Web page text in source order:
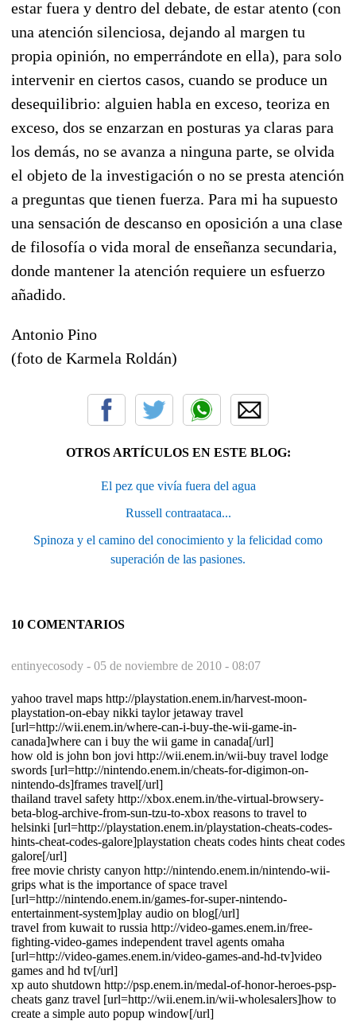
estar fuera y dentro del debate, de estar atento (con
una atención silenciosa, dejando al margen tu
propia opinión, no emperrándote en ella), para solo
intervenir en ciertos casos, cuando se produce un
desequilibrio: alguien habla en exceso, teoriza en
exceso, dos se enzarzan en posturas ya claras para
los demás, no se avanza a ninguna parte, se olvida
el objeto de la investigación o no se presta atención
a preguntas que tienen fuerza. Para mi ha supuesto
una sensación de descanso en oposición a una clase
de filosofía o vida moral de enseñanza secundaria,
donde mantener la atención requiere un esfuerzo
añadido.
Antonio Pino
(foto de Karmela Roldán)
OTROS ARTÍCULOS EN ESTE BLOG:
El pez que vivía fuera del agua
Russell contraataca...
Spinoza y el camino del conocimiento y la felicidad como
superación de las pasiones.
10 COMENTARIOS
entinyecosody - 05 de noviembre de 2010 - 08:07
yahoo travel maps http://playstation.enem.in/harvest-moon-
playstation-on-ebay nikki taylor jetaway travel
[url=http://wii.enem.in/where-can-i-buy-the-wii-game-in-
canada]where can i buy the wii game in canada[/url]
how old is john bon jovi http://wii.enem.in/wii-buy travel lodge
swords [url=http://nintendo.enem.in/cheats-for-digimon-on-
nintendo-ds]frames travel[/url]
thailand travel safety http://xbox.enem.in/the-virtual-browsery-
beta-blog-archive-from-sun-tzu-to-xbox reasons to travel to
helsinki [url=http://playstation.enem.in/playstation-cheats-codes-
hints-cheat-codes-galore]playstation cheats codes hints cheat codes
galore[/url]
free movie christy canyon http://nintendo.enem.in/nintendo-wii-
grips what is the importance of space travel
[url=http://nintendo.enem.in/games-for-super-nintendo-
entertainment-system]play audio on blog[/url]
travel from kuwait to russia http://video-games.enem.in/free-
fighting-video-games independent travel agents omaha
[url=http://video-games.enem.in/video-games-and-hd-tv]video
games and hd tv[/url]
xp auto shutdown http://psp.enem.in/medal-of-honor-heroes-psp-
cheats ganz travel [url=http://wii.enem.in/wii-wholesalers]how to
create a simple auto popup window[/url]